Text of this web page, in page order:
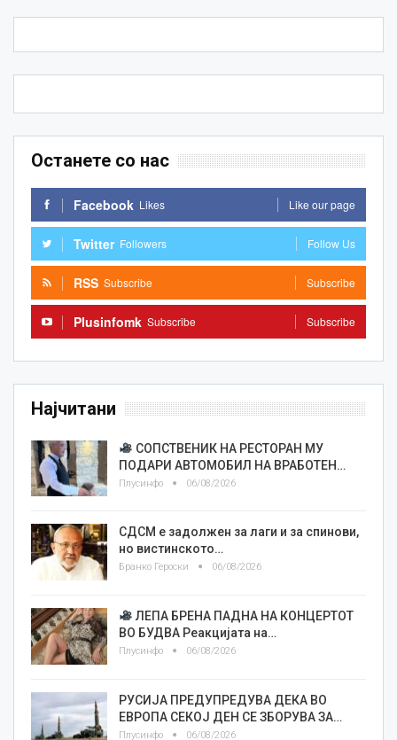
Останете со нас
Facebook Likes Like our page
Twitter Followers Follow Us
RSS Subscribe Subscribe
Plusinfomk Subscribe Subscribe
Најчитани
СОПСТВЕНИК НА РЕСТОРАН МУ
ПОДАРИ АВТОМОБИЛ НА ВРАБОТЕН…
Плусинфо 06/08/2026
СДСМ е задолжен за лаги и за спинови,
но вистинското…
Бранко Героски 06/08/2026
ЛЕПА БРЕНА ПАДНА НА КОНЦЕРТОТ
ВО БУДВА Реакцијата на…
Плусинфо 06/08/2026
РУСИЈА ПРЕДУПРЕДУВА ДЕКА ВО
ЕВРОПА СЕКОЈ ДЕН СЕ ЗБОРУВА ЗА…
Плусинфо 06/08/2026